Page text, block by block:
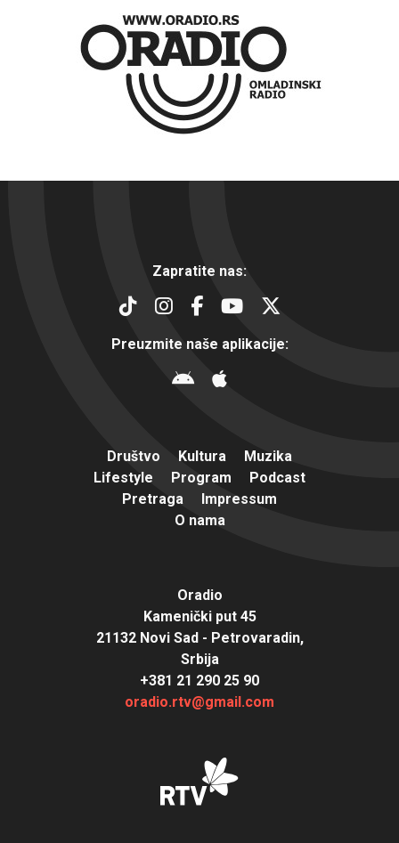
Zapratite nas:
Preuzmite naše aplikacije:
Društvo Kultura
Muzika
Lifestyle
Program
Podcast
Pretraga
Impressum
O nama
Oradio
Kamenički put 45
21132 Novi Sad - Petrovaradin,
Srbija
+381 21 290 25 90
oradio.rtv@gmail.com